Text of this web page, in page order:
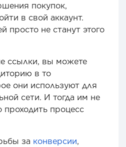
покупок,
в свой аккаунт.
просто не станут этого
ссылки, вы можете
в то
они используют для
сети. И тогда им не
проходить процесс
за конверсии,